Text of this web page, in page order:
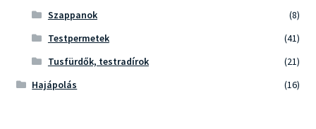
Szappanok
(8)
Testpermetek
(41)
Tusfürdők, testradírok
(21)
Hajápolás
(16)